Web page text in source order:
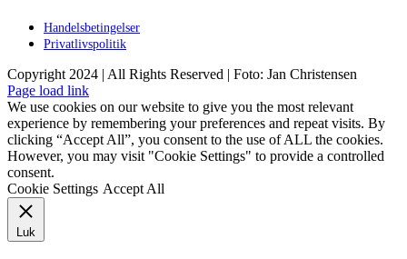
Handelsbetingelser
Privatlivspolitik
Copyright 2024 | All Rights Reserved | Foto: Jan Christensen
Facebook
Instagram
Page load link
We use cookies on our website to give you the most relevant
experience by remembering your preferences and repeat visits. By
clicking “Accept All”, you consent to the use of ALL the cookies.
However, you may visit "Cookie Settings" to provide a controlled
consent.
Cookie Settings Accept All
Luk